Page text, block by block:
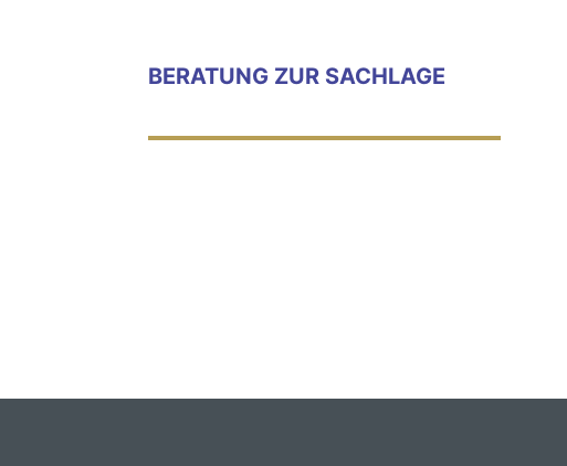
BERATUNG ZUR SACHLAGE